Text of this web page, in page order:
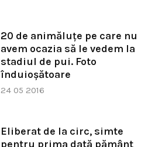
20 de animăluțe pe care nu
avem ocazia să le vedem la
stadiul de pui. Foto
înduioșătoare
24 05 2016
Eliberat de la circ, simte
pentru prima dată pământ